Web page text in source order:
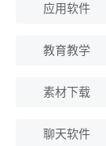
应用软件
教育教学
素材下载
聊天软件